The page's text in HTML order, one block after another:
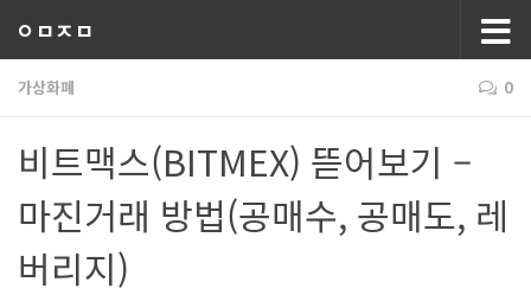
ㅇㅁㅈㅁ
가상화폐 0
비트맥스(BITMEX) 뜯어보기 –
마진거래 방법(공매수, 공매도, 레
버리지)